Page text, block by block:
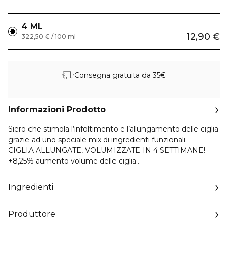
4 ML
12,90 €
322,50 € / 100 ml
Consegna gratuita da 35€
Informazioni Prodotto
Siero che stimola l’infoltimento e l’allungamento delle ciglia
grazie ad uno speciale mix di ingredienti funzionali.
CIGLIA ALLUNGATE, VOLUMIZZATE IN 4 SETTIMANE!
+8,25% aumento volume delle ciglia
applicatore partendo dalla base delle ciglia come se fosse
un eyeliner. Applicare il prodotto quotidianamente per
almeno 4 settimane, mattina e sera su occhi puliti. Una
volta asciutto si può procedere con l’applicazione del make-
Ingredienti
Produttore